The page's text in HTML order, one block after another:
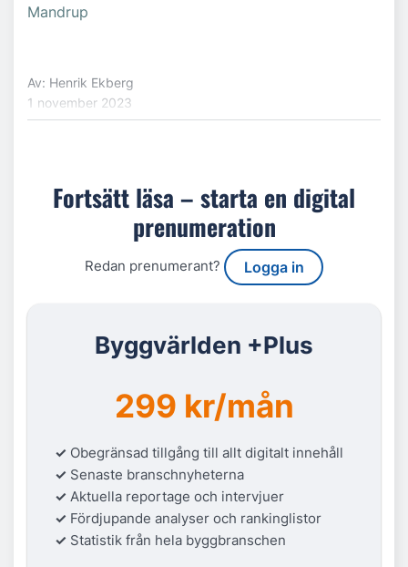
Mandrup
Av: Henrik Ekberg
1 november 2023
Fortsätt läsa – starta en digital
prenumeration
Redan prenumerant? Logga in
Byggvärlden +Plus
299 kr/mån
✓ Obegränsad tillgång till allt digitalt innehåll
✓ Senaste branschnyheterna
✓ Aktuella reportage och intervjuer
✓ Fördjupande analyser och rankinglistor
✓ Statistik från hela byggbranschen